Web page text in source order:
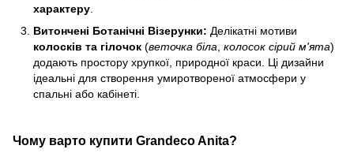
характеру
Витончені Ботанічні Візерунки: Делікатні мотиви
колосків та гілочок (веточка біла, колосок сірий м'ята)
додають простору хрупкої, природної краси. Ці дизайни
ідеальні для створення умиротвореної атмосфери у
спальні або кабінеті.
Чому варто купити Grandeco Anita?